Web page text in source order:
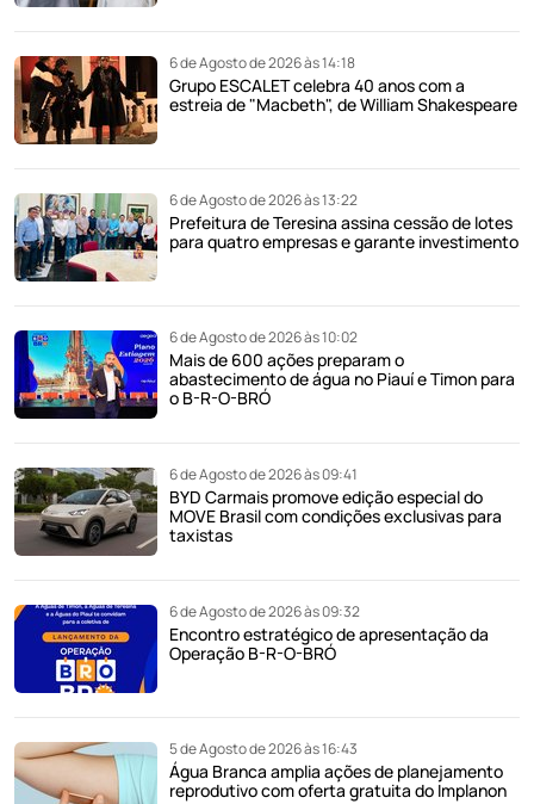
6 de Agosto de 2026 às 14:18
Grupo ESCALET celebra 40 anos com a
estreia de "Macbeth", de William Shakespeare
6 de Agosto de 2026 às 13:22
Prefeitura de Teresina assina cessão de lotes
para quatro empresas e garante investimento
6 de Agosto de 2026 às 10:02
Mais de 600 ações preparam o
abastecimento de água no Piauí e Timon para
o B-R-O-BRÓ
6 de Agosto de 2026 às 09:41
BYD Carmais promove edição especial do
MOVE Brasil com condições exclusivas para
taxistas
6 de Agosto de 2026 às 09:32
Encontro estratégico de apresentação da
Operação B-R-O-BRÓ
5 de Agosto de 2026 às 16:43
Água Branca amplia ações de planejamento
reprodutivo com oferta gratuita do Implanon